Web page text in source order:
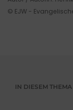
© EJW -
IN DIESEM